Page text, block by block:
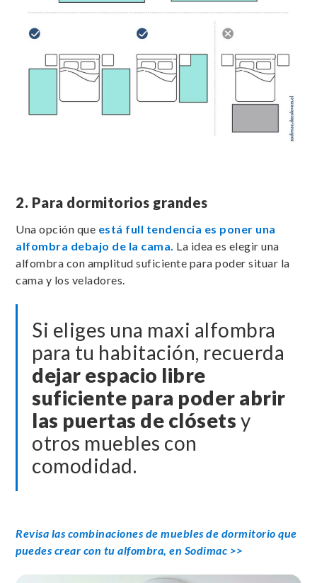
2. Para dormitorios grandes
Una opción que está full tendencia es poner una
alfombra debajo de la cama. La idea es elegir una
alfombra con amplitud suficiente para poder situar la
cama y los veladores.
Si eliges una maxi alfombra
para tu habitación, recuerda
dejar espacio libre
suficiente para poder abrir
las puertas de clósets y
otros muebles con
comodidad.
Revisa las combinaciones de muebles de dormitorio que
puedes crear con tu alfombra, en Sodimac >>